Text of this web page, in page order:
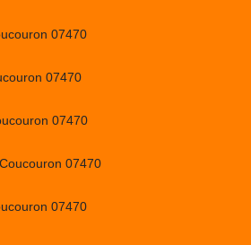
07470
07470
07470
07470
07470